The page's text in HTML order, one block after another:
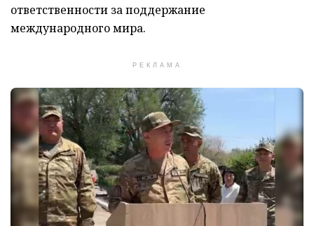
ответственности за поддержание
международного мира.
РЕКЛАМА